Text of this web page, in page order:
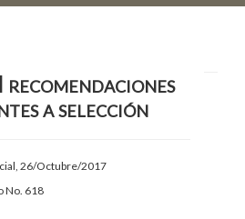
recomendaciones
a selección
26/Octubre/2017
No. 618